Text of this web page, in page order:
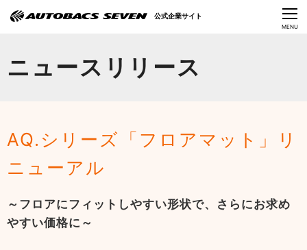
CLOSE
MENU
ニュースリリース
AQ.シリーズ「フロアマット」リ
ニューアル
～フロアにフィットしやすい形状で、さらにお求め
やすい価格に～
公式企業サイト
サステナビリティ
採用情報
Language